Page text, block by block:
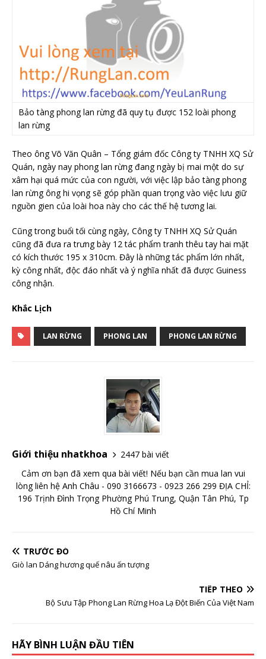
Bảo tàng phong lan rừng đã quy tụ được 152 loài phong
lan rừng
Theo ông Võ Văn Quân – Tổng giám đốc Công ty TNHH XQ Sử
Quán, ngày nay phong lan rừng đang ngày bị mai một do sự
xâm hại quá mức của con người, với việc lập bảo tàng phong
lan rừng ông hi vọng sẽ góp phần quan trọng vào việc lưu giữ
nguồn gien của loài hoa này cho các thế hệ tương lai.
Cũng trong buổi tối cùng ngày, Công ty TNHH XQ Sử Quán
cũng đã đưa ra trưng bày 12 tác phẩm tranh thêu tay hai mặt
có kích thước 195 x 310cm. Đây là những tác phẩm lớn nhất,
kỳ công nhất, độc đáo nhất và ý nghĩa nhất đã được Guiness
công nhận.
Khắc Lịch
LAN RỪNG PHONG LAN PHONG LAN RỪNG
Giới thiệu nhatkhoa
2447 bài viết
Cảm ơn bạn đã xem qua bài viết! Nếu bạn cần mua lan vui
lòng liên hệ Anh Châu - 090 3166673 - 0923 266 299 ĐỊA CHỈ:
196 Trịnh Đình Trọng Phường Phú Trung, Quận Tân Phú, Tp
Hồ Chí Minh
TRƯỚC ĐÓ
Giò lan Dáng hương quế nâu ấn tượng
TIẾP THEO
Bộ Sưu Tập Phong Lan Rừng Hoa Lạ Đột Biến Của Việt Nam
HÃY BÌNH LUẬN ĐẦU TIÊN